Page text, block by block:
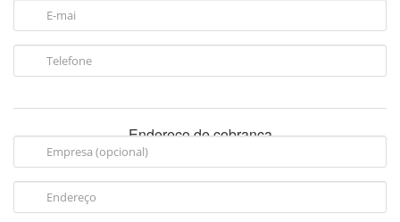
Endereço de cobrança